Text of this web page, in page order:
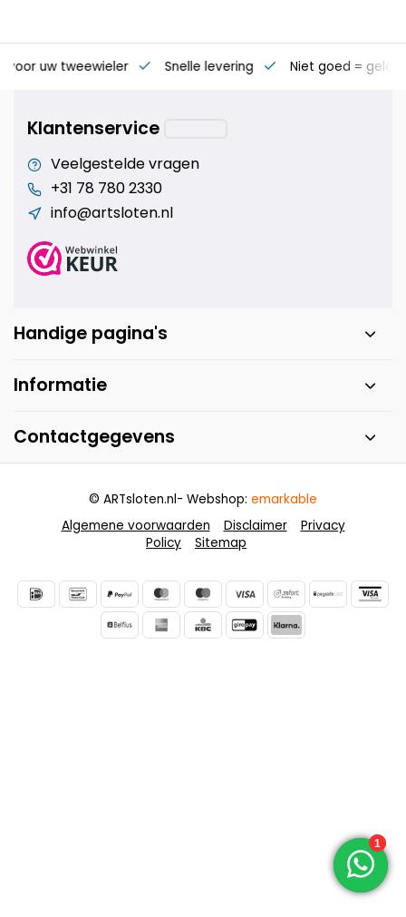
voor uw tweewieler Snelle levering Niet goed = geld
Klantenservice
Veelgestelde vragen
+31 78 780 2330
info@artsloten.nl
Handige pagina's
Informatie
Contactgegevens
Algemene voorwaarden Disclaimer
Privacy
Policy
Sitemap
© ARTsloten.nl- Webshop: emarkable